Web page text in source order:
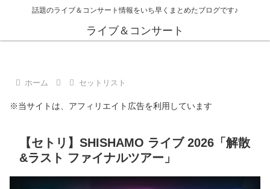
話題のライブ＆コンサート情報をいち早くまとめたブログです♪
ライブ＆コンサート
ホーム セットリスト
※当サイトは、アフィリエイト広告を利用しています
【セトリ】SHISHAMO ライブ 2026「解散
&ラスト ファイナルツアー」